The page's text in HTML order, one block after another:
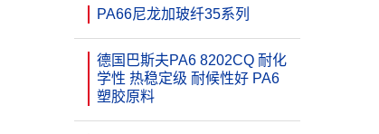
PA66尼龙加玻纤35系列
德国巴斯夫PA6 8202CQ 耐化
学性 热稳定级 耐候性好 PA6
塑胶原料